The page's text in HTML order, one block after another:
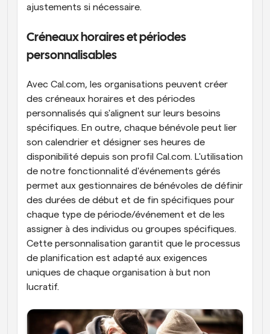
ajustements si nécessaire.
Créneaux horaires et périodes
personnalisables
Avec Cal.com, les organisations peuvent créer
des créneaux horaires et des périodes
personnalisés qui s'alignent sur leurs besoins
spécifiques. En outre, chaque bénévole peut lier
son calendrier et désigner ses heures de
disponibilité depuis son profil Cal.com. L'utilisation
de notre fonctionnalité d'événements gérés
permet aux gestionnaires de bénévoles de définir
des durées de début et de fin spécifiques pour
chaque type de période/événement et de les
assigner à des individus ou groupes spécifiques.
Cette personnalisation garantit que le processus
de planification est adapté aux exigences
uniques de chaque organisation à but non
lucratif.